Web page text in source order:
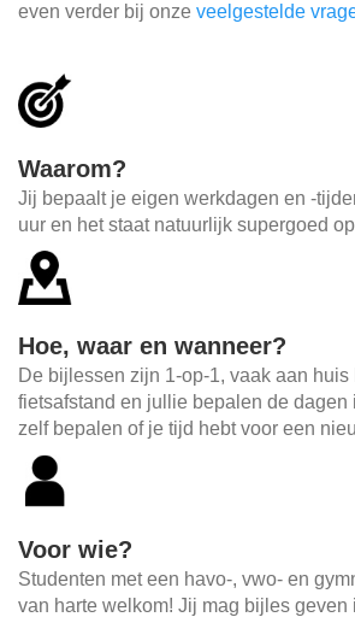
even verder bij onze veelgestelde
Waarom?
Jij bepaalt je eigen werkdagen en -
uur en het staat natuurlijk supergoed
Hoe, waar en wanneer?
De bijlessen zijn 1-op-1, vaak aan
fietsafstand en jullie bepalen de dagen
zelf bepalen of je tijd hebt voor een
Voor wie?
Studenten met een havo-, vwo- en
van harte welkom! Jij mag bijles geven